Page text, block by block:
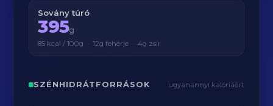
Sovány túró
395g
85 kcal / 100g · 12g fehérje · 4g zsír
SZÉNHIDRÁTFORRÁSOK ugyanannyi kalóriáért